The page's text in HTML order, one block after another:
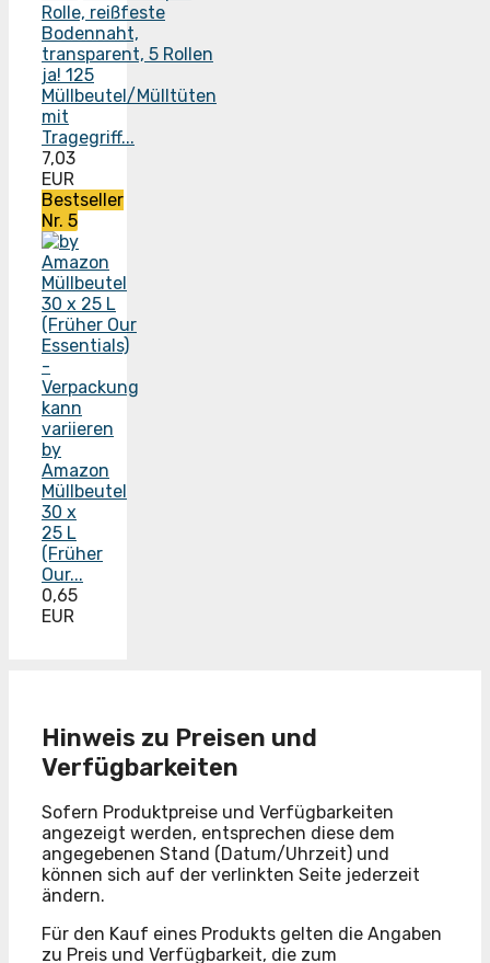
ja! 125
Müllbeutel/Mülltüten
mit
Tragegriff...
7,03
EUR
Bestseller
Nr. 5
by
Amazon
Müllbeutel
30 x
25 L
(Früher
Our...
0,65
EUR
Hinweis zu Preisen und
Verfügbarkeiten
Sofern Produktpreise und Verfügbarkeiten
angezeigt werden, entsprechen diese dem
angegebenen Stand (Datum/Uhrzeit) und
können sich auf der verlinkten Seite jederzeit
ändern.
Für den Kauf eines Produkts gelten die Angaben
zu Preis und Verfügbarkeit, die zum